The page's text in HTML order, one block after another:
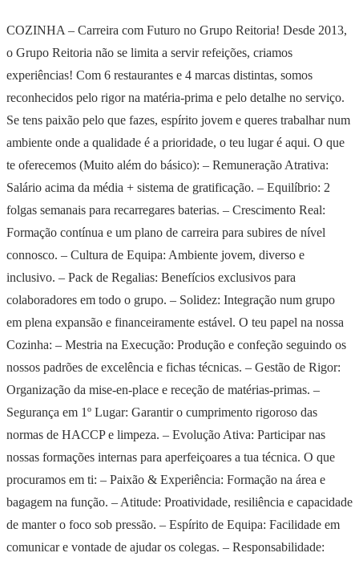
COZINHA – Carreira com Futuro no Grupo Reitoria! Desde 2013,
o Grupo Reitoria não se limita a servir refeições, criamos
experiências! Com 6 restaurantes e 4 marcas distintas, somos
reconhecidos pelo rigor na matéria-prima e pelo detalhe no serviço.
Se tens paixão pelo que fazes, espírito jovem e queres trabalhar num
ambiente onde a qualidade é a prioridade, o teu lugar é aqui. O que
te oferecemos (Muito além do básico): – Remuneração Atrativa:
Salário acima da média + sistema de gratificação. – Equilíbrio: 2
folgas semanais para recarregares baterias. – Crescimento Real:
Formação contínua e um plano de carreira para subires de nível
connosco. – Cultura de Equipa: Ambiente jovem, diverso e
inclusivo. – Pack de Regalias: Benefícios exclusivos para
colaboradores em todo o grupo. – Solidez: Integração num grupo
em plena expansão e financeiramente estável. O teu papel na nossa
Cozinha: – Mestria na Execução: Produção e confeção seguindo os
nossos padrões de excelência e fichas técnicas. – Gestão de Rigor:
Organização da mise-en-place e receção de matérias-primas. –
Segurança em 1º Lugar: Garantir o cumprimento rigoroso das
normas de HACCP e limpeza. – Evolução Ativa: Participar nas
nossas formações internas para aperfeiçoares a tua técnica. O que
procuramos em ti: – Paixão & Experiência: Formação na área e
bagagem na função. – Atitude: Proatividade, resiliência e capacidade
de manter o foco sob pressão. – Espírito de Equipa: Facilidade em
comunicar e vontade de ajudar os colegas. – Responsabilidade: